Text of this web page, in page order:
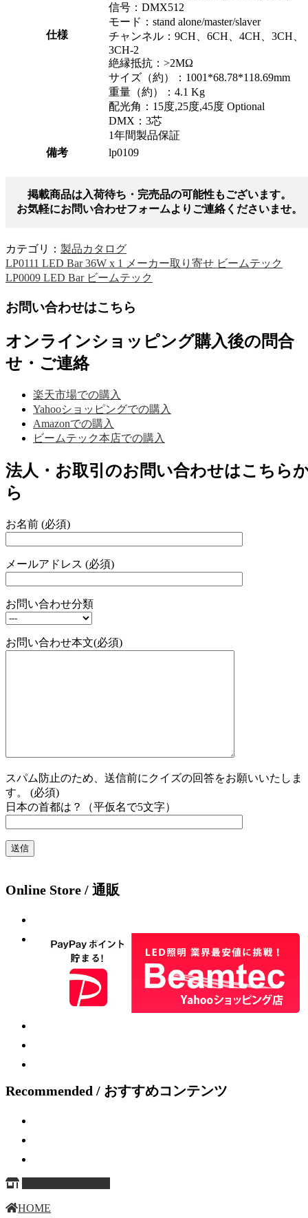
仕様
信号：DMX512
モード：stand alone/master/slaver
チャンネル：9CH、6CH、4CH、3CH、
3CH-2
絶縁抵抗：>2MΩ
サイズ（約）：1001*68.78*118.69mm
重量（約）：4.1 Kg
配光角：15度,25度,45度 Optional
DMX：3芯
1年間製品保証
備考
lp0109
掲載商品は入荷待ち・完売品の可能性もございます。
お気軽にお問い合わせフォームよりご連絡くださいませ。
カテゴリ： 製品カタログ
LP0111 LED Bar 36W x 1 メーカー取り寄せ ビームテック
LP0009 LED Bar ビームテック
お問い合わせはこちら
オンラインショッピング購入後の問合
せ・ご連絡
楽天市場での購入
Yahooショッピングでの購入
Amazonでの購入
ビームテック本店での購入
法人・お取引のお問い合わせはこちら
ら
お名前 (必須)
メールアドレス (必須)
お問い合わせ分類
お問い合わせ本文(必須)
スパム防止のため、送信前にクイズの回答をお願いいたしま
す。 (必須)
日本の首都は？（平仮名で5文字）
Online Store / 通販
Recommended / おすすめコンテンツ
HOME